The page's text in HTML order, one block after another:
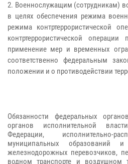
2. Военнослужащим (сотрудникам)
в целях обеспечения режима
режима контртеррористической
контртеррористической
применение мер и временных
соответственно федеральным
положении и о противодействии
Обязанности федеральных
органов исполнительной
Федерации, исполнительно-
муниципальных
железнодорожных перевозчиков,
водном транспорте и воздушном